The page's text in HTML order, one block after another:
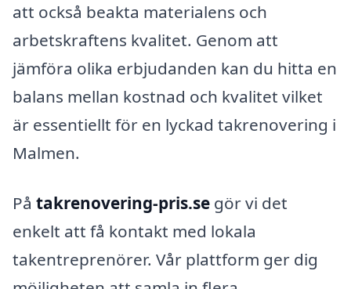
att också beakta materialens och
arbetskraftens kvalitet. Genom att
jämföra olika erbjudanden kan du hitta en
balans mellan kostnad och kvalitet vilket
är essentiellt för en lyckad takrenovering i
Malmen.
På takrenovering-pris.se gör vi det
enkelt att få kontakt med lokala
takentreprenörer. Vår plattform ger dig